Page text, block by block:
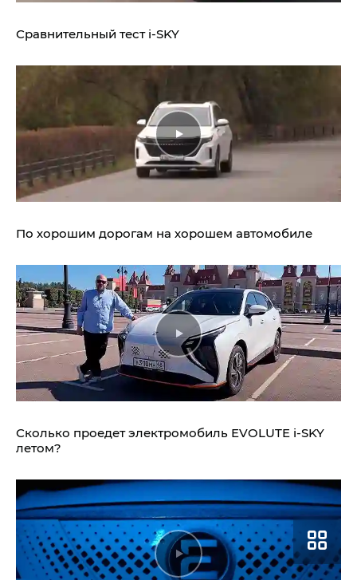
Сравнительный тест i‑SKY
По хорошим дорогам на хорошем автомобиле
Сколько проедет электромобиль EVOLUTE i‑SKY
летом?